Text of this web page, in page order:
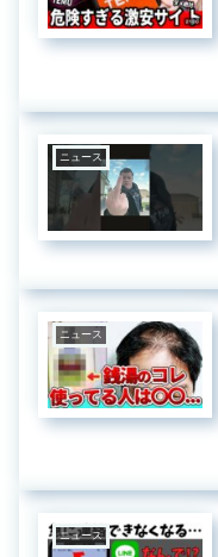
ニュース
ニュース
ニュース